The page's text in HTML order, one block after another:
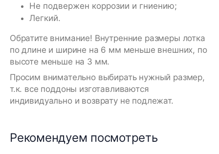
Не подвержен коррозии и гниению;
Легкий.
Обратите внимание! Внутренние размеры лотка
по длине и ширине на 6 мм меньше внешних, по
высоте меньше на 3 мм.
Просим внимательно выбирать нужный размер,
т.к. все поддоны изготавливаются
индивидуально и возврату не подлежат.
Рекомендуем посмотреть